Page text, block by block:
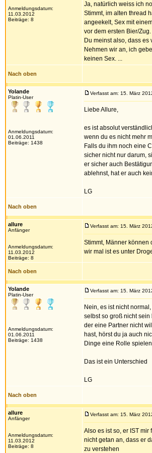
Anmeldungsdatum:
11.03.2012
Beiträge: 8
Ja, natürlich weiss ich
Stimmt, im alten thread
angeekelt, Sex mit
vor dem ersten Bier/
Du meinst also, dass
Nehmen wir an, ich
keinen Sex. ...
Nach oben
Yolande
Platin-User
Anmeldungsdatum:
01.06.2011
Beiträge: 1438
Verfasst am: 15. März
Liebe Allure,
es ist absolut
wenn du es nicht mehr
Falls du ihm noch eine
sicher nicht nur darum,
er sicher auch
ablehnst, hat er auch
LG
Nach oben
allure
Anfänger
Anmeldungsdatum:
11.03.2012
Beiträge: 8
Verfasst am: 15. März
Stimmt, Männer können
wir mal ist es unter
Nach oben
Yolande
Platin-User
Anmeldungsdatum:
01.06.2011
Beiträge: 1438
Verfasst am: 15. März
Nein, es ist nicht
selbst so groß nicht
der eine Partner nicht
hast, hörst du ja auch
Dinge eine Rolle
Das ist ein Unterschied
LG
Nach oben
allure
Anfänger
Anmeldungsdatum:
11.03.2012
Beiträge: 8
Verfasst am: 15. März
Also es ist so, er IST
nicht getan an, dass er
zu verstehen